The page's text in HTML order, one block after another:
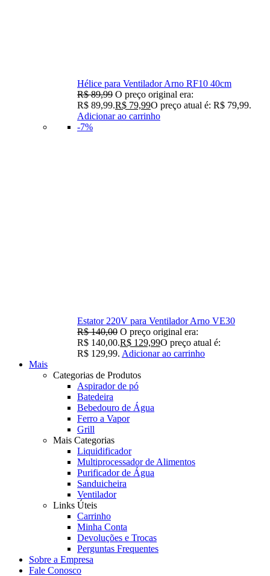
Hélice para Ventilador Arno RF10 40cm
R$89,99 O preço original era:
R$ 89,99.R$ 79,99O preço atual é: R$ 79,99.
Adicionar ao carrinho
-7%
Estator 220V para Ventilador Arno VE30
R$140,00 O preço original era:
R$ 140,00.R$ 129,99O preço atual é:
R$ 129,99. Adicionar ao carrinho
Mais
Categorias de Produtos
Aspirador de pó
Batedeira
Bebedouro de Água
Ferro a Vapor
Grill
Mais Categorias
Liquidificador
Multiprocessador de Alimentos
Purificador de Água
Sanduicheira
Ventilador
Links Úteis
Carrinho
Minha Conta
Devoluções e Trocas
Perguntas Frequentes
Sobre a Empresa
Fale Conosco